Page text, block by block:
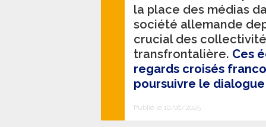
la place des médias
société allemande
crucial des
transfrontalière. Ces
regards croisés
poursuivre le
Publié le 10/06/2025